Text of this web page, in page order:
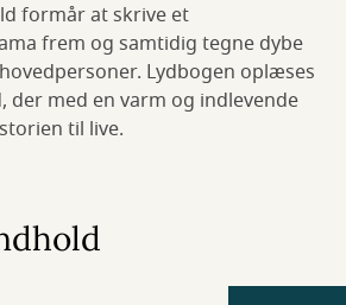
formår at skrive et
frem og samtidig tegne dybe
Lydbogen oplæses
der med en varm og indlevende
til live.